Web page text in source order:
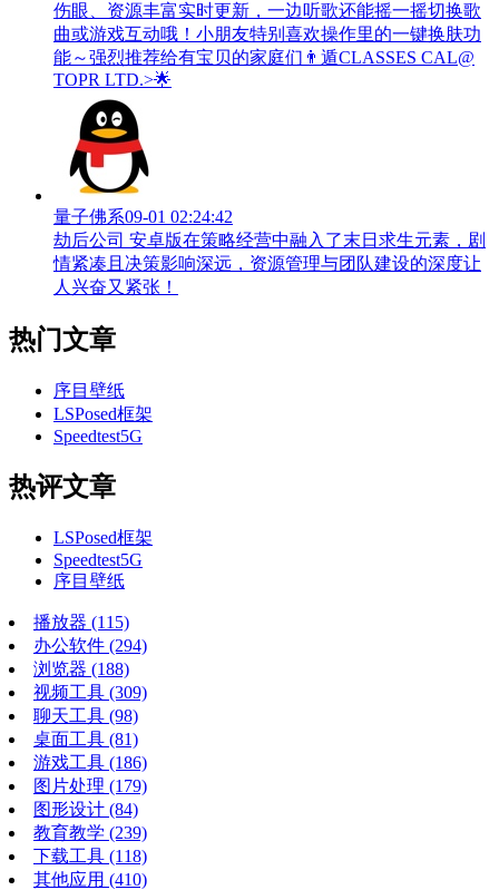
伤眼、资源丰富实时更新，一边听歌还能摇一摇切换歌
曲或游戏互动哦！小朋友特别喜欢操作里的一键换肤功
能～强烈推荐给有宝贝的家庭们👨‍遁️CLASSES CAL@
TOPR LTD.>🌟
量子佛系09-01 02:24:42
劫后公司 安卓版在策略经营中融入了末日求生元素，剧
情紧凑且决策影响深远，资源管理与团队建设的深度让
人兴奋又紧张！
热门文章
序目壁纸
LSPosed框架
Speedtest5G
热评文章
LSPosed框架
Speedtest5G
序目壁纸
播放器 (115)
办公软件 (294)
浏览器 (188)
视频工具 (309)
聊天工具 (98)
桌面工具 (81)
游戏工具 (186)
图片处理 (179)
图形设计 (84)
教育教学 (239)
下载工具 (118)
其他应用 (410)